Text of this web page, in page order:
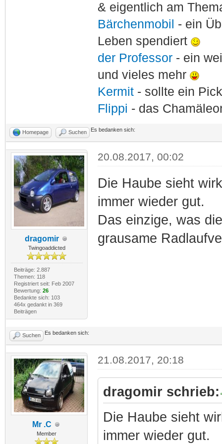
& eigentlich am
Bärchenmobil - ein
Leben spendiert
der Professor - ein
und vieles mehr
Kermit- sollte ein
Flippi - das
Homepage Suchen Es bedanken sich:
dragomir
Twingoaddicted
Beiträge: 2.887
Themen: 118
Registriert seit: Feb 2007
Bewertung: 26
Bedankte sich: 103
464x gedankt in 369
Beiträgen
20.08.2017, 00:02
Die Haube sieht
immer wieder gut.
Das einzige, was
grausame
Suchen Es bedanken sich:
Mr .C
Member
21.08.2017, 20:18
dragomir schrieb:
Die Haube sieht
immer wieder gut.